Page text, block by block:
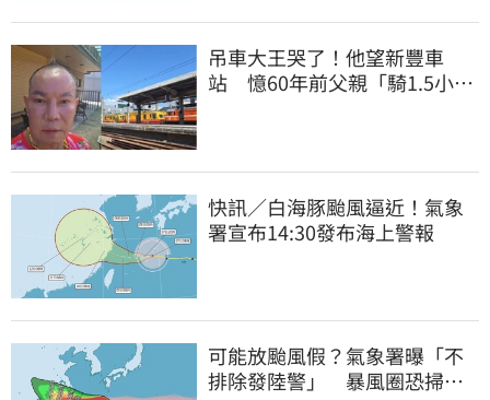
吊車大王哭了！他望新豐車
站 憶60年前父親「騎1.5小時
快訊／白海豚颱風逼近！氣象
署宣布14:30發布海上警報
可能放颱風假？氣象署曝「不
排除發陸警」 暴風圈恐掃過2